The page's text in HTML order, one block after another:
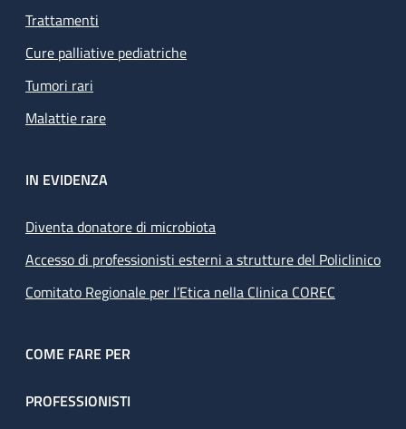
Trattamenti
Cure palliative pediatriche
Tumori rari
Malattie rare
IN EVIDENZA
Diventa donatore di microbiota
Accesso di professionisti esterni a strutture del Policlinico
Comitato Regionale per l’Etica nella Clinica COREC
COME FARE PER
PROFESSIONISTI